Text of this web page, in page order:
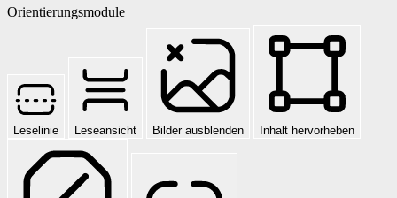
Orientierungsmodule
Leselinie Leseansicht Bilder ausblenden Inhalt hervorheben